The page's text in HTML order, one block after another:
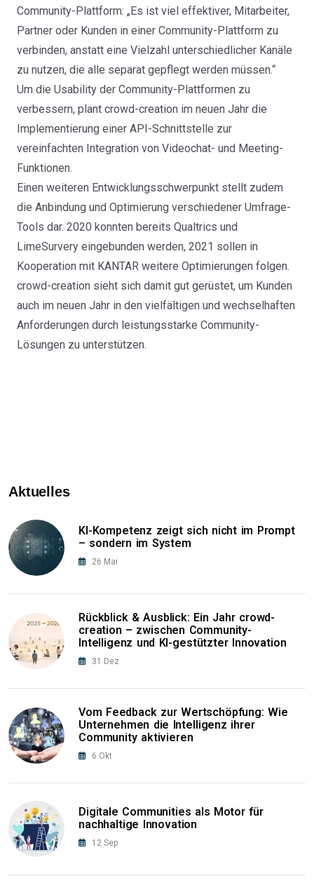
Community-Plattform: „Es ist viel effektiver, Mitarbeiter,
Partner oder Kunden in einer Community-Plattform zu
verbinden, anstatt eine Vielzahl unterschiedlicher Kanäle
zu nutzen, die alle separat gepflegt werden müssen.“
Um die Usability der Community-Plattformen zu
verbessern, plant crowd-creation im neuen Jahr die
Implementierung einer API-Schnittstelle zur
vereinfachten Integration von Videochat- und Meeting-
Funktionen.
Einen weiteren Entwicklungsschwerpunkt stellt zudem
die Anbindung und Optimierung verschiedener Umfrage-
Tools dar. 2020 konnten bereits Qualtrics und
LimeSurvery eingebunden werden, 2021 sollen in
Kooperation mit KANTAR weitere Optimierungen folgen.
crowd-creation sieht sich damit gut gerüstet, um Kunden
auch im neuen Jahr in den vielfältigen und wechselhaften
Anforderungen durch leistungsstarke Community-
Lösungen zu unterstützen.
Aktuelles
KI-Kompetenz zeigt sich nicht im Prompt
– sondern im System
26 Mai
Rückblick & Ausblick: Ein Jahr crowd-
creation – zwischen Community-
Intelligenz und KI-gestützter Innovation
31 Dez
Vom Feedback zur Wertschöpfung: Wie
Unternehmen die Intelligenz ihrer
Community aktivieren
6 Okt
Digitale Communities als Motor für
nachhaltige Innovation
12 Sep